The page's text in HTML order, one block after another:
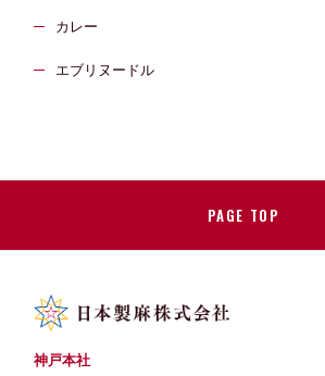
カレー
エブリヌードル
PAGE TOP
神戸本社